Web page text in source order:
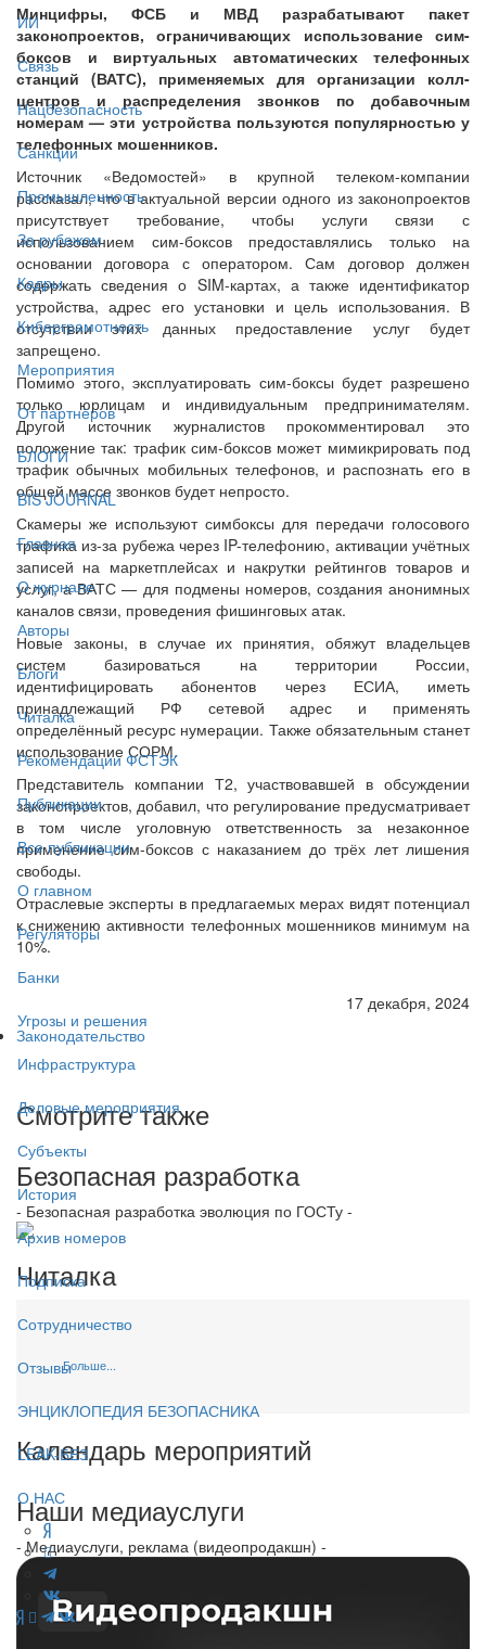
ИИ
Связь
Нацбезопасность
Санкции
Промышленность
За рубежом
Кадры
Киберграмотность
Мероприятия
От партнёров
БЛОГИ
BIS JOURNAL
Главная
О журнале
Авторы
Блоги
Читалка
Рекомендации ФСТЭК
Публикации
Все публикации
О главном
Регуляторы
Банки
Угрозы и решения
Инфраструктура
Деловые мероприятия
Субъекты
История
Архив номеров
Подписка
Сотрудничество
Отзывы
ЭНЦИКЛОПЕДИЯ БЕЗОПАСНИКА
LEAK-БЕЗ
О НАС
Минцифры, ФСБ и МВД разрабатывают пакет
законопроектов, ограничивающих использование сим-
боксов и виртуальных автоматических телефонных
станций (ВАТС), применяемых для организации колл-
центров и распределения звонков по добавочным
номерам — эти устройства пользуются популярностью у
телефонных мошенников.
Источник «Ведомостей» в крупной телеком-компании
рассказал, что в актуальной версии одного из законопроектов
присутствует требование, чтобы услуги связи с
использованием сим-боксов предоставлялись только на
основании договора с оператором. Сам договор должен
содержать сведения о SIM-картах, а также идентификатор
устройства, адрес его установки и цель использования. В
отсутствии этих данных предоставление услуг будет
запрещено.
Помимо этого, эксплуатировать сим-боксы будет разрешено
только юрлицам и индивидуальным предпринимателям.
Другой источник журналистов прокомментировал это
положение так: трафик сим-боксов может мимикрировать под
трафик обычных мобильных телефонов, и распознать его в
общей массе звонков будет непросто.
Скамеры же используют симбоксы для передачи голосового
трафика из-за рубежа через IP-телефонию, активации учётных
записей на маркетплейсах и накрутки рейтингов товаров и
услуг, а ВАТС — для подмены номеров, создания анонимных
каналов связи, проведения фишинговых атак.
Новые законы, в случае их принятия, обяжут владельцев
систем базироваться на территории России,
идентифицировать абонентов через ЕСИА, иметь
принадлежащий РФ сетевой адрес и применять
определённый ресурс нумерации. Также обязательным станет
использование СОРМ.
Представитель компании Т2, участвовавшей в обсуждении
законопроектов, добавил, что регулирование предусматривает
в том числе уголовную ответственность за незаконное
применение сим-боксов с наказанием до трёх лет лишения
свободы.
Отраслевые эксперты в предлагаемых мерах видят потенциал
к снижению активности телефонных мошенников минимум на
10%.
17 декабря, 2024
Законодательство
Смотрите также
Безопасная разработка
- Безопасная разработка эволюция по ГОСТу -
Читалка
Больше...
Календарь мероприятий
Наши медиауслуги
- Медиауслуги, реклама (видеопродакшн) -